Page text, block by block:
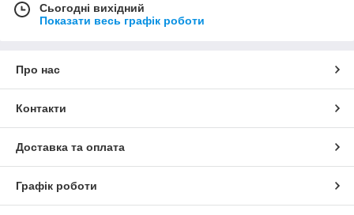
Сьогодні вихідний
Показати весь графік роботи
Про нас
Контакти
Доставка та оплата
Графік роботи